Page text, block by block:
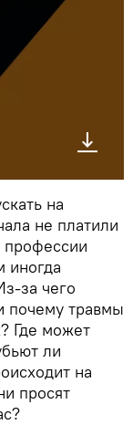
на
не платили
иногда
за чего
почему травмы
Где может
ли
на
просят